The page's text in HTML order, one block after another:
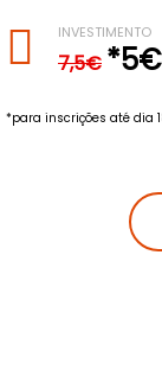
INVESTIMENTO
7,5€ *5€
*para inscrições até dia